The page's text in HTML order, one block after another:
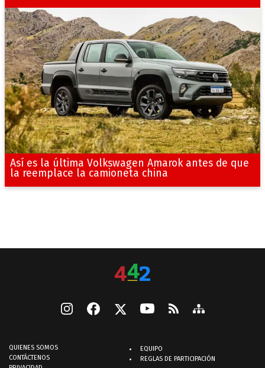
Así es la última Volkswagen Amarok antes de que
la reemplace la camioneta china
QUIENES SOMOS
CONTÁCTENOS
EQUIPO
REGLAS DE PARTICIPACIÓN